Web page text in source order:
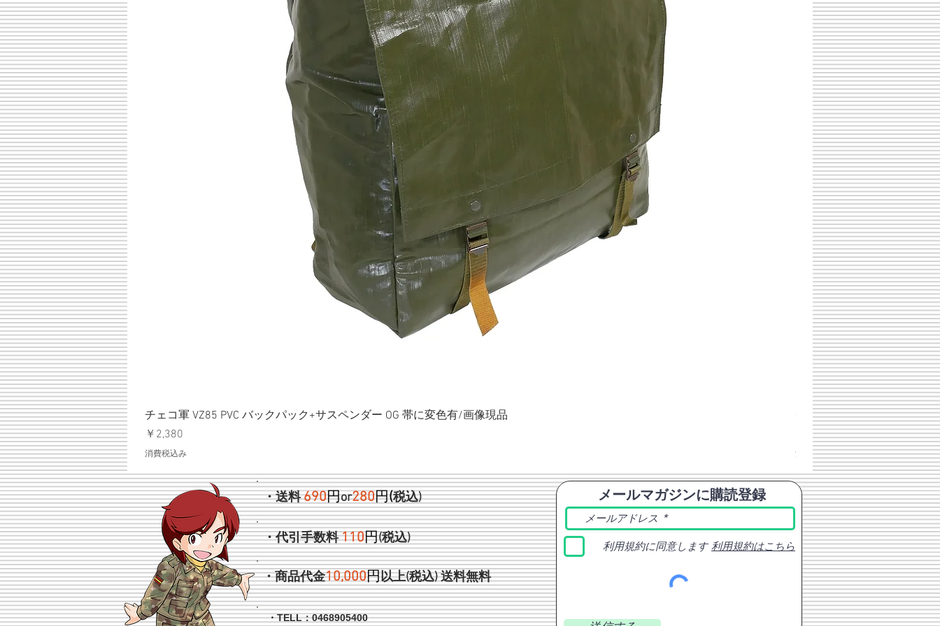
チェコ軍 VZ85 PVC バックパック+サスペンダー OG 帯に変色有/画像現品
価格
￥2,380
消費税込み
チェコスロバキア軍 連邦共
価格
￥398
消費税込み
・送料690円or280円(税込)
・代引手数料110円(税込)
・商品代金10,000円以上(税込)送料無料
・TELL：0468905400
メールマガジンに購読登録
利用規約に同意します 利用規約はこちら